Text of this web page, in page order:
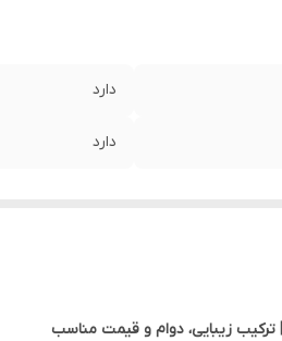
دارد
دارد